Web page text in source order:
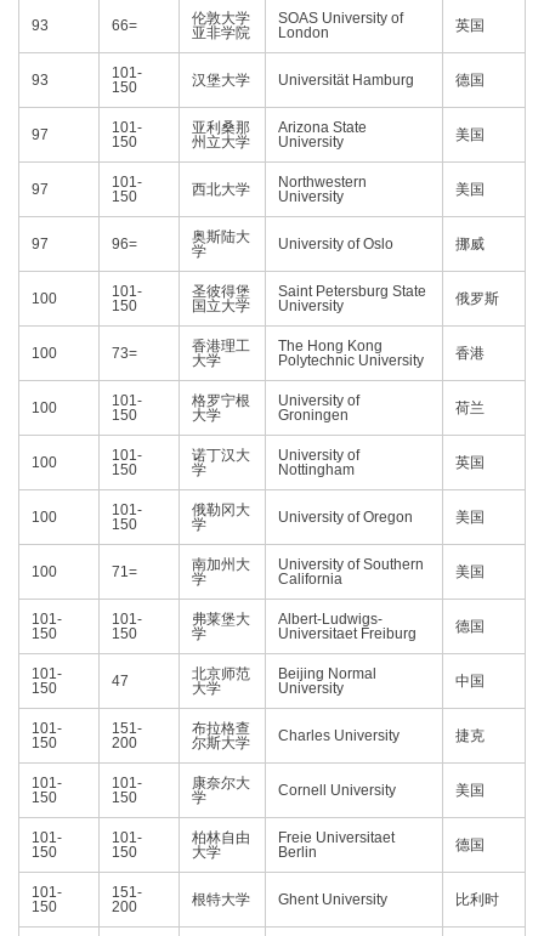
93 66=
伦敦大学
亚非学院
SOAS University of
London
英国
93
101-
150
汉堡大学 Universität Hamburg 德国
97
101-
150
亚利桑那
州立大学
Arizona State
University
美国
97
101-
150
西北大学
Northwestern
University
美国
97 96=
奥斯陆大
学
University of Oslo 挪威
100
101-
150
圣彼得堡
国立大学
Saint Petersburg State
University
俄罗斯
100 73=
香港理工
大学
The Hong Kong
Polytechnic University
香港
100
101-
150
格罗宁根
大学
University of
Groningen
荷兰
100
101-
150
诺丁汉大
学
University of
Nottingham
英国
100
101-
150
俄勒冈大
学
University of Oregon 美国
100 71=
南加州大
学
University of Southern
California
美国
101-
150
101-
150
弗莱堡大
学
Albert-Ludwigs-
Universitaet Freiburg
德国
101-
150
47
北京师范
大学
Beijing Normal
University
中国
101-
150
151-
200
布拉格查
尔斯大学
Charles University 捷克
101-
150
101-
150
康奈尔大
学
Cornell University 美国
101-
150
101-
150
柏林自由
大学
Freie Universitaet
Berlin
德国
101-
150
151-
200
根特大学 Ghent University 比利时